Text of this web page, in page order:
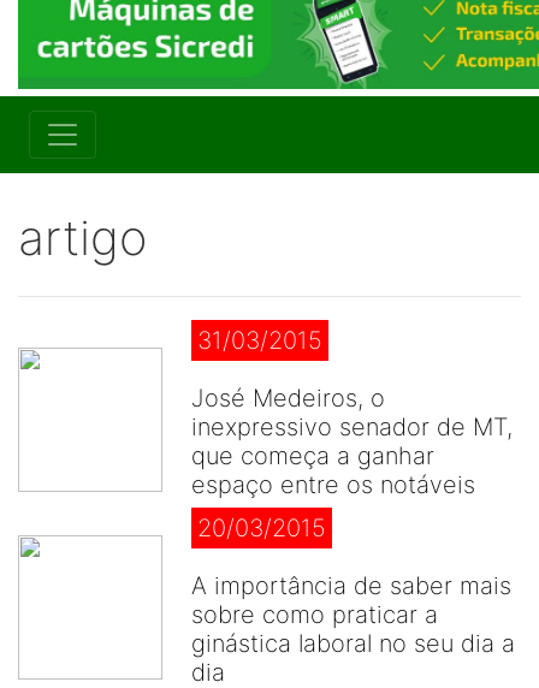
artigo
31/03/2015
José Medeiros, o
inexpressivo senador de MT,
que começa a ganhar
espaço entre os notáveis
20/03/2015
A importância de saber mais
sobre como praticar a
ginástica laboral no seu dia a
dia